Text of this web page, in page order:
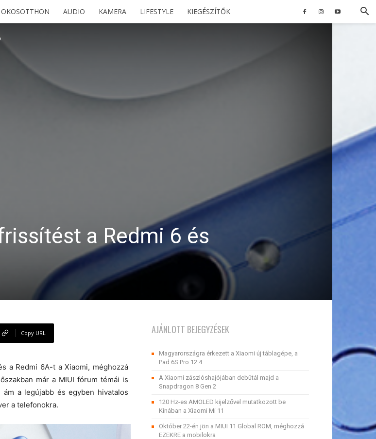
OKOSOTTHON AUDIO KAMERA LIFESTYLE KIEGÉSZÍTŐK
a Redmi 6 és
Copy URL
a Redmi 6A-t a Xiaomi, méghozzá
már a MIUI fórum témái is
a legújabb és egyben hivatalos
a telefonokra.
AJÁNLOTT BEJEGYZÉSEK
Magyarországra érkezett a Xiaomi új táblagépe, a
Pad 6S Pro 12.4
A Xiaomi zászlóshajójában debütál majd a
Snapdragon 8 Gen 2
120 Hz-es AMOLED kijelzővel mutatkozott be
Kínában a Xiaomi Mi 11
Október 22-én jön a MIUI 11 Global ROM, méghozzá
EZEKRE a mobilokra